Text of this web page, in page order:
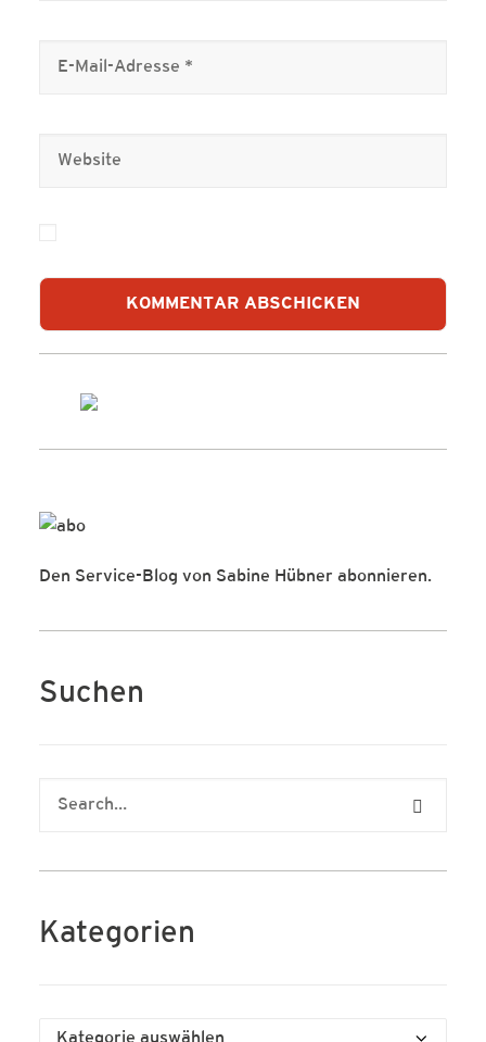
Den Service-Blog von Sabine Hübner abonnieren.
Suchen
Kategorien
Kategorien